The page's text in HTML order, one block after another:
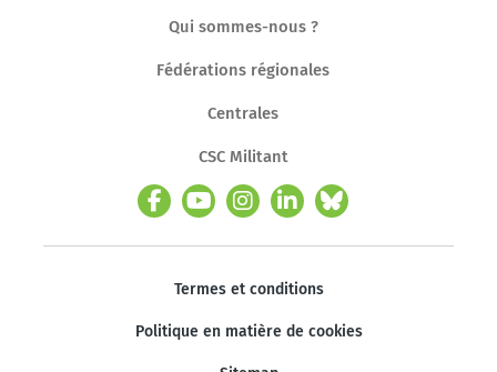
Qui sommes-nous ?
Fédérations régionales
Centrales
CSC Militant
Termes et conditions
Politique en matière de cookies